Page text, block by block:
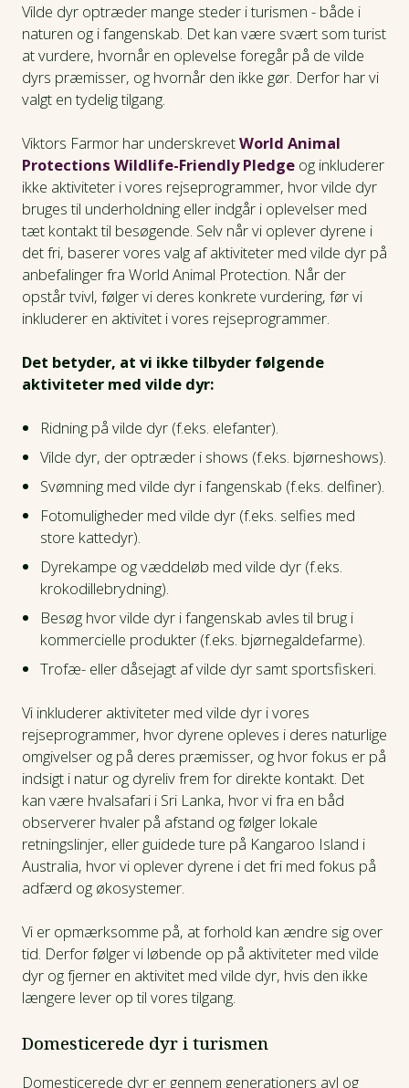
Vilde dyr optræder mange steder i turismen - både i
naturen og i fangenskab. Det kan være svært som turist
at vurdere, hvornår en oplevelse foregår på de vilde
dyrs præmisser, og hvornår den ikke gør. Derfor har vi
valgt en tydelig tilgang.
Viktors Farmor har underskrevetWorld Animal
Protections Wildlife-Friendly Pledge og inkluderer
ikke aktiviteter i vores rejseprogrammer, hvor vilde dyr
bruges til underholdning eller indgår i oplevelser med
tæt kontakt til besøgende. Selv når vi oplever dyrene i
det fri, baserer vores valg af aktiviteter med vilde dyr på
anbefalinger fra World Animal Protection. Når der
opstår tvivl, følger vi deres konkrete vurdering, før vi
inkluderer en aktivitet i vores rejseprogrammer.
Det betyder, at vi ikke tilbyder følgende
aktiviteter med vilde dyr:
Ridning på vilde dyr (f.eks. elefanter).
Vilde dyr, der optræder i shows (f.eks. bjørneshows).
Svømning med vilde dyr i fangenskab (f.eks. delfiner).
Fotomuligheder med vilde dyr (f.eks. selfies med
store kattedyr).
Dyrekampe og væddeløb med vilde dyr (f.eks.
krokodillebrydning).
Besøg hvor vilde dyr i fangenskab avles til brug i
kommercielle produkter (f.eks. bjørnegaldefarme).
Trofæ- eller dåsejagt af vilde dyr samt sportsfiskeri.
Vi inkluderer aktiviteter med vilde dyr i vores
rejseprogrammer, hvor dyrene opleves i deres naturlige
omgivelser og på deres præmisser, og hvor fokus er på
indsigt i natur og dyreliv frem for direkte kontakt. Det
kan være hvalsafari i Sri Lanka, hvor vi fra en båd
observerer hvaler på afstand og følger lokale
retningslinjer, eller guidede ture på Kangaroo Island i
Australia, hvor vi oplever dyrene i det fri med fokus på
adfærd og økosystemer.
Vi er opmærksomme på, at forhold kan ændre sig over
tid. Derfor følger vi løbende op på aktiviteter med vilde
dyr og fjerner en aktivitet med vilde dyr, hvis den ikke
længere lever op til vores tilgang.
Domesticerede dyr i turismen
Domesticerede dyr er gennem generationers avl og